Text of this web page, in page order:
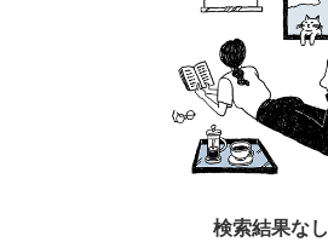
検索結果なし